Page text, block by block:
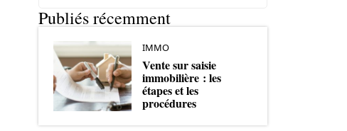
Publiés récemment
IMMO
Vente sur saisie
immobilière : les
étapes et les
procédures